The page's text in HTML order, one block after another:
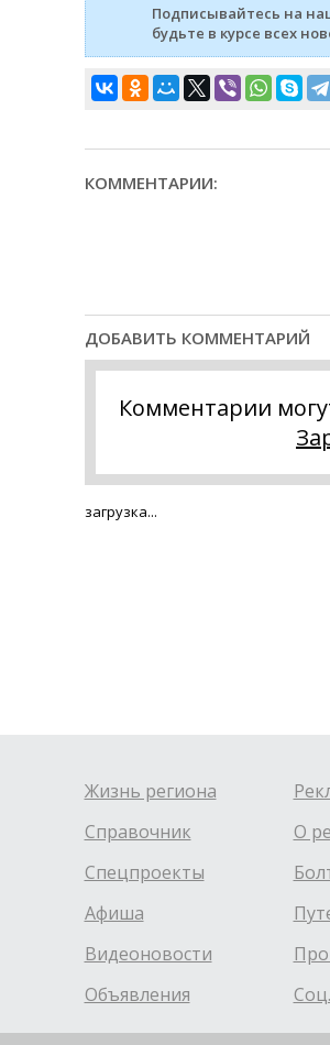
Подписывайтесь на
будьте в курсе всех
КОММЕНТАРИИ:
ДОБАВИТЬ КОММЕНТАРИЙ
Комментарии
загрузка...
Жизнь региона
Справочник
Спецпроекты
Афиша
Видеоновости
Объявления
О